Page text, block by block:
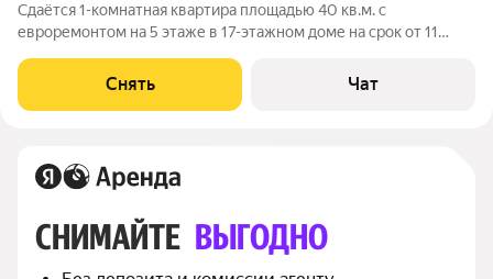
Сдаётся 1-комнатная квартира площадью 40 кв.м. с
евроремонтом на 5 этаже в 17-этажном доме на срок от 11
Холодильник Пылесос Дом - панельный, окна выходят на
улицу. В подъезде 2 лифта - 1
Снять Чат
СНИМАЙТЕ ВЫГОДНО